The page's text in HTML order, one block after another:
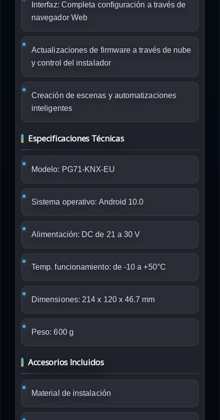
Interfaz: Completa configuración a través de
navegador Web
Actualizaciones de firmware a través de nube
y control del instalador
Creación de escenas y automatizaciones
inteligentes
Especificaciones Técnicas
Modelo: PG71-KNX-EU
Sistema operativo: Android 10.0
Alimentación: DC de 21 a 30 V
Temp. funcionamiento: de -10 a +50°C
Dimensiones: 214 x 120 x 46.7 mm
Peso: 600 g
Accesorios Incluidos
Material de instalación